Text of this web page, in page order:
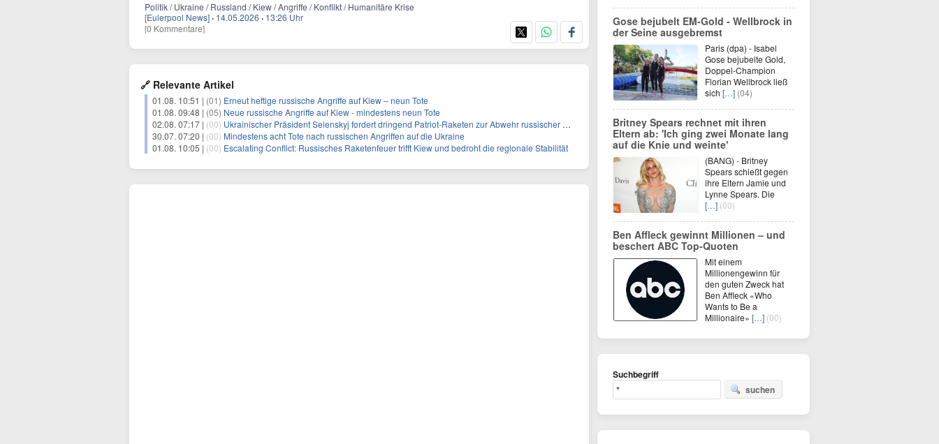
Politik / Ukraine / Russland / Kiew / Angriffe / Konflikt / Humanitäre Krise
[Eulerpool News] · 14.05.2026 · 13:26 Uhr
[0 Kommentare]
🔗 Relevante Artikel
01.08. 10:51 | (01) Erneut heftige russische Angriffe auf Kiew – neun Tote
01.08. 09:48 | (05) Neue russische Angriffe auf Kiew - mindestens neun Tote
02.08. 07:17 | (00) Ukrainischer Präsident Selenskyj fordert dringend Patriot-Raketen zur Abwehr russischer Angriffe
30.07. 07:20 | (00) Mindestens acht Tote nach russischen Angriffen auf die Ukraine
01.08. 10:05 | (00) Escalating Conflict: Russisches Raketenfeuer trifft Kiew und bedroht die regionale Stabilität
Gose bejubelt EM-Gold - Wellbrock in
der Seine ausgebremst
Paris (dpa) - Isabel
Gose bejubelte Gold,
Doppel-Champion
Florian Wellbrock ließ
sich […] (04)
Britney Spears rechnet mit ihren
Eltern ab: 'Ich ging zwei Monate lang
auf die Knie und weinte'
(BANG) - Britney
Spears schießt gegen
ihre Eltern Jamie und
Lynne Spears. Die
[…] (00)
Ben Affleck gewinnt Millionen – und
beschert ABC Top-Quoten
Mit einem
Millionengewinn für
den guten Zweck hat
Ben Affleck «Who
Wants to Be a
Millionaire» […] (00)
Suchbegriff
suchen